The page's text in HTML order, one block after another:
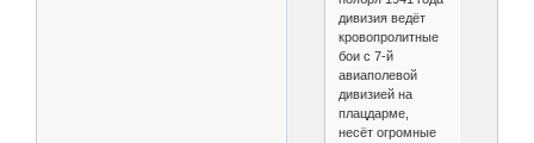
дивизия ведёт
кровопролитные
бои с 7-й
авиаполевой
дивизией на
плацдарме,
несёт огромные